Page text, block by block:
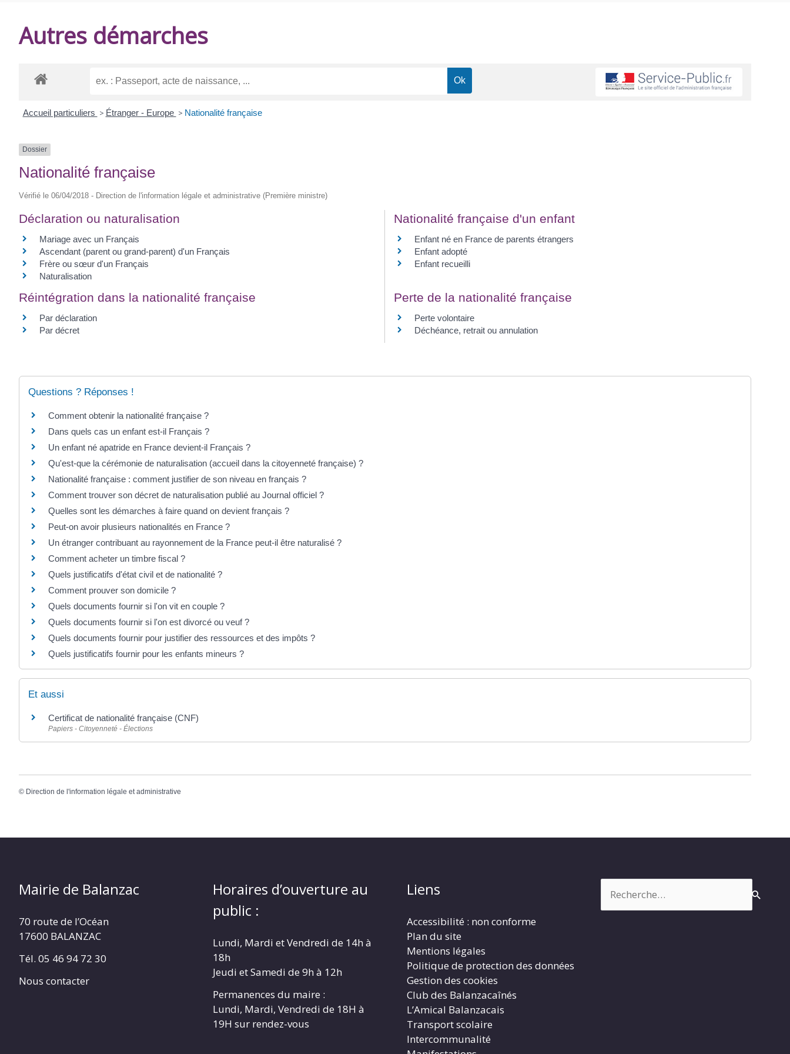
Autres démarches
Accueil particuliers > Étranger - Europe > Nationalité française
Dossier
Nationalité française
Vérifié le 06/04/2018 - Direction de l'information légale et administrative (Première ministre)
Déclaration ou naturalisation
Mariage avec un Français
Ascendant (parent ou grand-parent) d'un Français
Frère ou sœur d'un Français
Naturalisation
Nationalité française d'un enfant
Enfant né en France de parents étrangers
Enfant adopté
Enfant recueilli
Réintégration dans la nationalité française
Par déclaration
Par décret
Perte de la nationalité française
Perte volontaire
Déchéance, retrait ou annulation
Questions ? Réponses !
Comment obtenir la nationalité française ?
Dans quels cas un enfant est-il Français ?
Un enfant né apatride en France devient-il Français ?
Qu'est-que la cérémonie de naturalisation (accueil dans la citoyenneté française) ?
Nationalité française : comment justifier de son niveau en français ?
Comment trouver son décret de naturalisation publié au Journal officiel ?
Quelles sont les démarches à faire quand on devient français ?
Peut-on avoir plusieurs nationalités en France ?
Un étranger contribuant au rayonnement de la France peut-il être naturalisé ?
Comment acheter un timbre fiscal ?
Quels justificatifs d'état civil et de nationalité ?
Comment prouver son domicile ?
Quels documents fournir si l'on vit en couple ?
Quels documents fournir si l'on est divorcé ou veuf ?
Quels documents fournir pour justifier des ressources et des impôts ?
Quels justificatifs fournir pour les enfants mineurs ?
Et aussi
Certificat de nationalité française (CNF)
Papiers - Citoyenneté - Élections
© Direction de l'information légale et administrative
Mairie de Balanzac
70 route de l’Océan
17600 BALANZAC
Tél. 05 46 94 72 30
Nous contacter
Horaires d’ouverture au
public :
Lundi, Mardi et Vendredi de 14h à
18h
Jeudi et Samedi de 9h à 12h
Permanences du maire :
Lundi, Mardi, Vendredi de 18H à
19H sur rendez-vous
Liens
Accessibilité : non conforme
Plan du site
Mentions légales
Politique de protection des données
Gestion des cookies
Club des Balanzacaînés
L’Amical Balanzacais
Transport scolaire
Intercommunalité